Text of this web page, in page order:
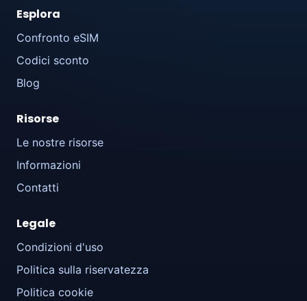
Esplora
Confronto eSIM
Codici sconto
Blog
Risorse
Le nostre risorse
Informazioni
Contatti
Legale
Condizioni d'uso
Politica sulla riservatezza
Politica cookie